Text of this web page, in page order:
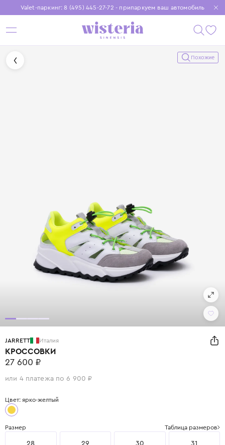
Valet-паркинг: 8 (495) 445-27-72 - припаркуем ваш автомобиль
Бесплатная доставка при заказе от 15 000 ₽
Установите приложение, чтобы покупки были еще удобнее
Похожие
JARRETT Италия
КРОССОВКИ
27 600 ₽
или 4 платежа по 6 900 ₽
Цвет: ярко-желтый
Размер Таблица размеров
28 29 30 31